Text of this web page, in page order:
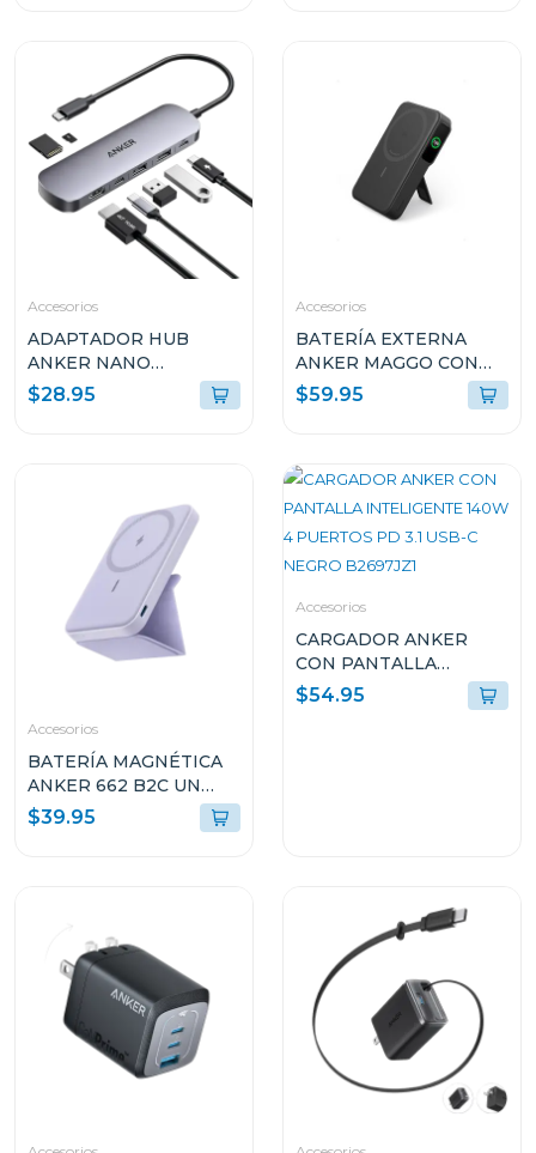
Accesorios
ADAPTADOR HUB
ANKER NANO
MULTIPUERTO USB 7-
EN-1 CON 4K Y HDMI
$28.95
Accesorios
BATERÍA EXTERNA
ANKER MAGGO CON
SMART DISPLAY 27W
CARGA RÁPIDA 10K
$59.95
Accesorios
BATERÍA MAGNÉTICA
ANKER 662 B2C UN
VIOLETA A16140V1
$39.95
Accesorios
CARGADOR ANKER
CON PANTALLA
INTELIGENTE 140W 4
PUERTOS PD 3.1 USB-C
$54.95